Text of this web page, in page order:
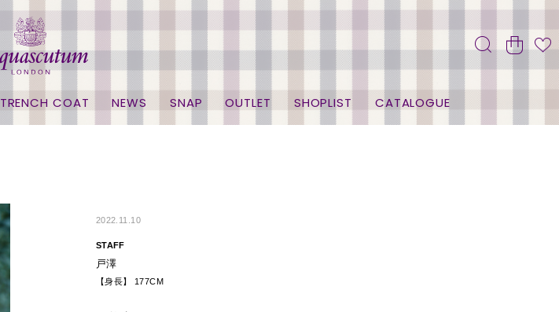
TRENCH COAT NEWS SNAP OUTLET SHOPLIST CATALOGUE
2022.11.10
STAFF
戸澤
【身長】 177CM